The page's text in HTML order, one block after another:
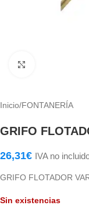
Inicio/FONTANERÍA
GRIFO
26,31€ IVA no
GRIFO FLOTADOR
Sin existencias